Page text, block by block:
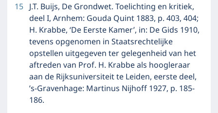
15 J.T. Buijs, De Grondwet. Toelichting en kritiek,
deel I, Arnhem: Gouda Quint 1883, p. 403, 404;
H. Krabbe, ‘De Eerste Kamer’, in: De Gids 1910,
tevens opgenomen in Staatsrechtelijke
opstellen uitgegeven ter gelegenheid van het
aftreden van Prof. H. Krabbe als hoogleraar
aan de Rijksuniversiteit te Leiden, eerste deel,
’s-Gravenhage: Martinus Nijhoff 1927, p. 185-
186.